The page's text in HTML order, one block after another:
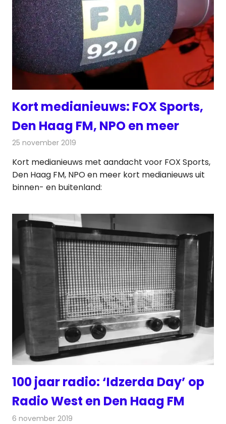
Kort medianieuws: FOX Sports,
Den Haag FM, NPO en meer
25 november 2019
Kort medianieuws met aandacht voor FOX Sports,
Den Haag FM, NPO en meer kort medianieuws uit
binnen- en buitenland:
100 jaar radio: ‘Idzerda Day’ op
Radio West en Den Haag FM
6 november 2019